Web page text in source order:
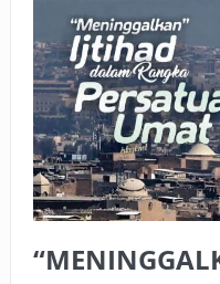
HAKIKAT NIKMAT DI
BAGAIMANA CARA
UANG HARAM BISA
KEPEMILIKANNYA
ISTIDLAL BATIL VS
BAHASA CINTA KARENA